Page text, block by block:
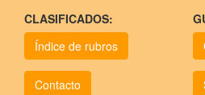
CLASIFICADOS:
Índice de rubros
Contacto